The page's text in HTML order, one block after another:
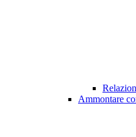
Ammontare